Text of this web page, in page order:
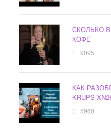
СКОЛЬКО
КОФЕ
9095
КАК
KRUPS
5960